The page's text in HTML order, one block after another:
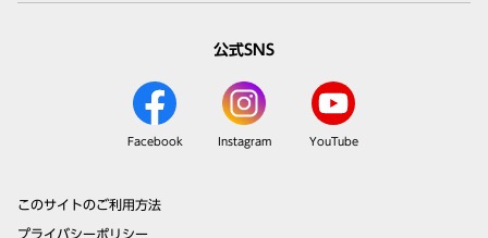
公式SNS
Facebook Instagram YouTube
このサイトのご利用方法
プライバシーポリシー